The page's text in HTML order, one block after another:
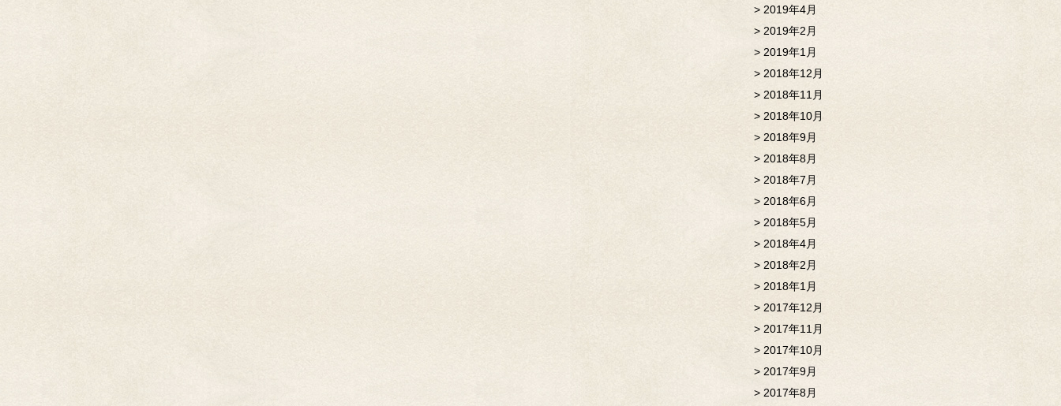
2019年4月
2019年2月
2019年1月
2018年12月
2018年11月
2018年10月
2018年9月
2018年8月
2018年7月
2018年6月
2018年5月
2018年4月
2018年2月
2018年1月
2017年12月
2017年11月
2017年10月
2017年9月
2017年8月